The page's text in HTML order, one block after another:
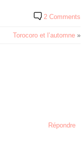
2 Comments
Torocoro et l’automne »
Répondre